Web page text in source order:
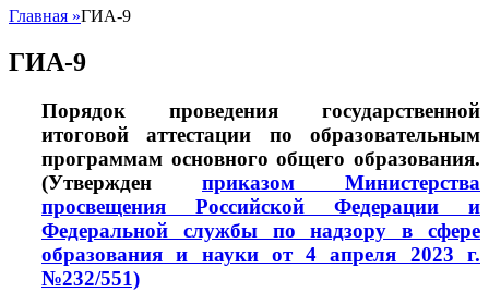
Главная »ГИА-9
ГИА-9
Порядок проведения государственной
итоговой аттестации по образовательным
программам основного общего образования.
(Утвержден
приказом Министерства
просвещения Российской Федерации и
Федеральной службы по надзору в сфере
образования и науки от 4 апреля 2023 г.
№232/551)